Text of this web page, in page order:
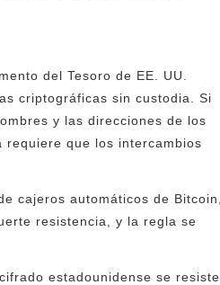
del Tesoro de EE. UU.
criptográficas sin custodia. Si
y las direcciones de los
requiere que los intercambios
cajeros automáticos de Bitcoin,
resistencia, y la regla se
estadounidense se resiste